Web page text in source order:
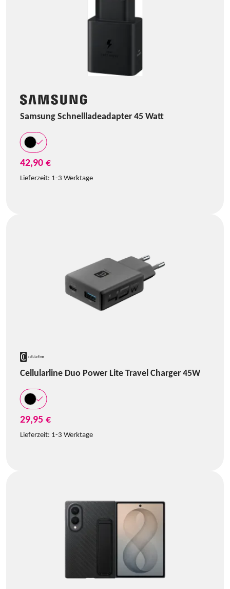
Samsung Schnellladeadapter 45 Watt
42,90 €
Lieferzeit: 1-3 Werktage
Cellularline Duo Power Lite Travel Charger 45W
29,95 €
Lieferzeit: 1-3 Werktage